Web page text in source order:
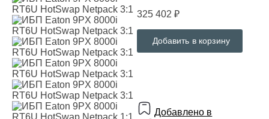
325 402 ₽
Добавить в корзину
Добавлено в